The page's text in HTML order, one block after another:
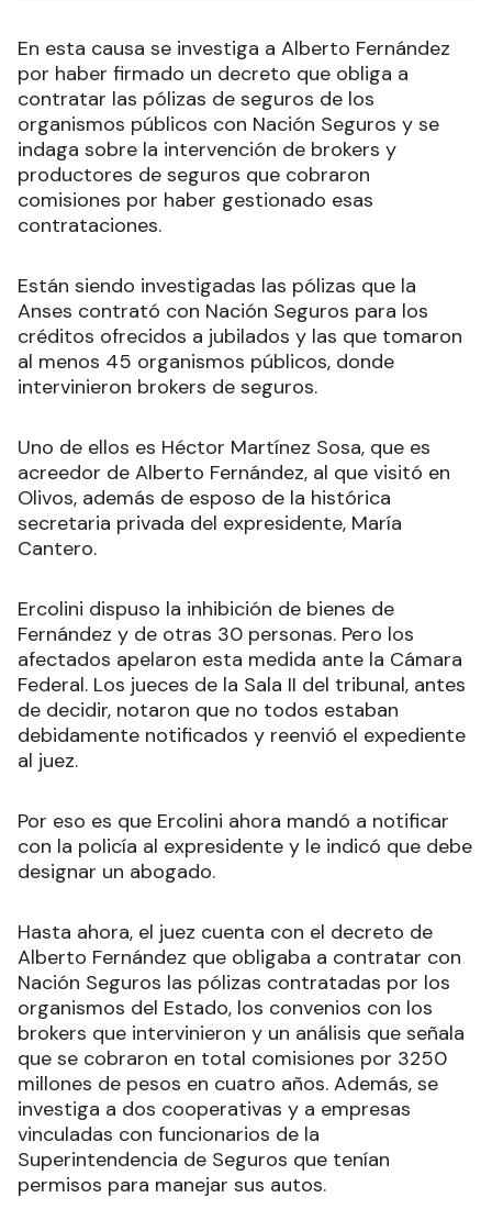
En esta causa se investiga a Alberto Fernández
por haber firmado un decreto que obliga a
contratar las pólizas de seguros de los
organismos públicos con Nación Seguros y se
indaga sobre la intervención de brokers y
productores de seguros que cobraron
comisiones por haber gestionado esas
contrataciones.
Están siendo investigadas las pólizas que la
Anses contrató con Nación Seguros para los
créditos ofrecidos a jubilados y las que tomaron
al menos 45 organismos públicos, donde
intervinieron brokers de seguros.
Uno de ellos es Héctor Martínez Sosa, que es
acreedor de Alberto Fernández, al que visitó en
Olivos, además de esposo de la histórica
secretaria privada del expresidente, María
Cantero.
Ercolini dispuso la inhibición de bienes de
Fernández y de otras 30 personas. Pero los
afectados apelaron esta medida ante la Cámara
Federal. Los jueces de la Sala II del tribunal, antes
de decidir, notaron que no todos estaban
debidamente notificados y reenvió el expediente
al juez.
Por eso es que Ercolini ahora mandó a notificar
con la policía al expresidente y le indicó que debe
designar un abogado.
Hasta ahora, el juez cuenta con el decreto de
Alberto Fernández que obligaba a contratar con
Nación Seguros las pólizas contratadas por los
organismos del Estado, los convenios con los
brokers que intervinieron y un análisis que señala
que se cobraron en total comisiones por 3250
millones de pesos en cuatro años. Además, se
investiga a dos cooperativas y a empresas
vinculadas con funcionarios de la
Superintendencia de Seguros que tenían
permisos para manejar sus autos.